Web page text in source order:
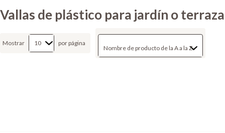
Vallas de plástico para jardín o terraza
Mostrar por página